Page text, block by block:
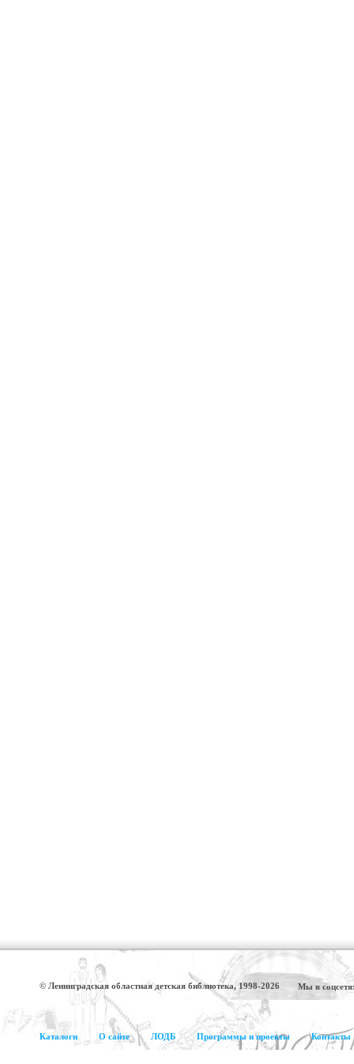
© Ленинградская областная детская библиотека, 1998-2026 Мы в
Каталоги О сайте ЛОДБ Программы и проекты Контакты